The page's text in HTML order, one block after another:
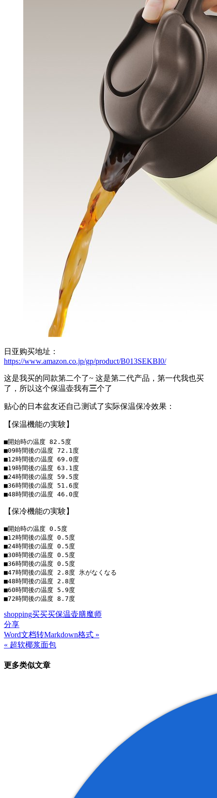
日亚购买地址：
https://www.amazon.co.jp/gp/product/B013SEKBI0/
这是我买的同款第二个了~ 这是第二代产品，第一代我也买
了，所以这个保温壶我有三个了
贴心的日本盆友还自己测试了实际保温保冷效果：
【保温機能の実験】
■開始時の温度 82.5度
■09時間後の温度 72.1度
■12時間後の温度 69.0度
■19時間後の温度 63.1度
■24時間後の温度 59.5度
■36時間後の温度 51.6度
【保冷機能の実験】
■開始時の温度 0.5度
■12時間後の温度 0.5度
■24時間後の温度 0.5度
■30時間後の温度 0.5度
■36時間後の温度 0.5度
■47時間後の温度 2.8度 氷がなくなる
■48時間後の温度 2.8度
■60時間後の温度 5.9度
shopping买买买保温壶膳魔师
分享
文
章
导
Word文档转Markdown格式 »
« 超软椰浆面包
更多类似文章